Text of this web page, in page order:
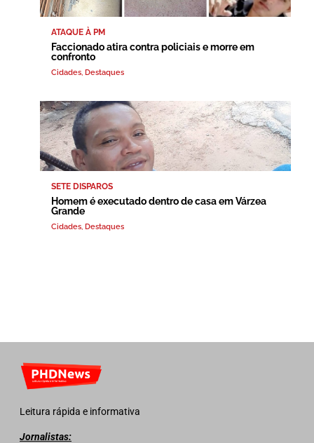
ATAQUE À PM
Faccionado atira contra policiais e morre em
confronto
Cidades, Destaques
SETE DISPAROS
Homem é executado dentro de casa em Várzea
Grande
Cidades, Destaques
Leitura rápida e informativa
Jornalistas: